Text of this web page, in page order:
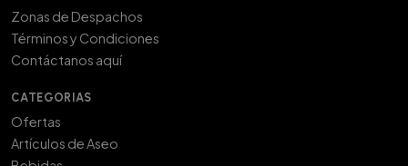
Zonas de Despachos
Términos y Condiciones
Contáctanos aquí
CATEGORIAS
Ofertas
Artículos de Aseo